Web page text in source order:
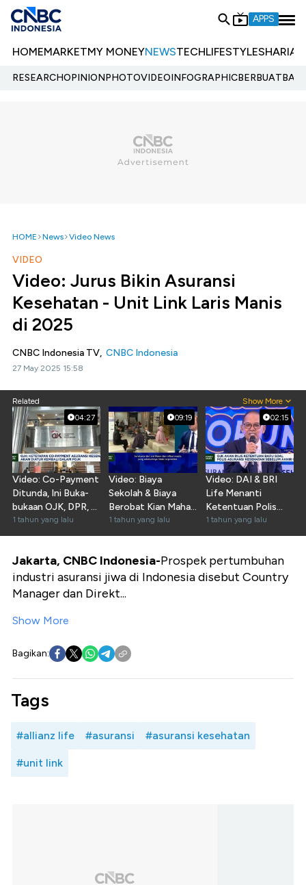
APPS
HOMEMARKETMY MONEYNEWSTECHLIFESTYLESHARIA
RESEARCHOPINIONPHOTOVIDEOINFOGRAPHIC
HOME News Video News
VIDEO
Video: Jurus Bikin Asuransi
Kesehatan - Unit Link Laris Manis
di 2025
CNBC Indonesia TV, CNBC Indonesia
27 May 2025 15:58
Related Show More
04:27
Video: Co-Payment
Ditunda, Ini Buka-
bukaan OJK, DPR, &
Asuransi
1 tahun yang lalu
09:19
Video: Biaya
Sekolah & Biaya
Berobat Kian Mahal,
Asuransi Siap Bantu
1 tahun yang lalu
02:15
Video: DAI & BRI
Life Menanti
Ketentuan Polis
Asuransi Kesehatan
Baru
1 tahun yang lalu
Jakarta, CNBC Indonesia-Prospek pertumbuhan
industri asuransi jiwa di Indonesia disebut Country
Manager dan Direkt...
Show More
Bagikan:
Tags
#allianz life #asuransi #asuransi kesehatan
#unit link